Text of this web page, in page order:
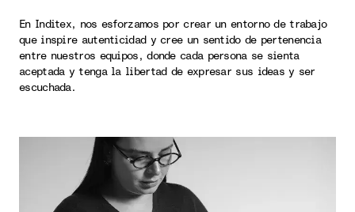
En Inditex, nos esforzamos por crear un entorno de trabajo
que inspire autenticidad y cree un sentido de pertenencia
entre nuestros equipos, donde cada persona se sienta
aceptada y tenga la libertad de expresar sus ideas y ser
escuchada.